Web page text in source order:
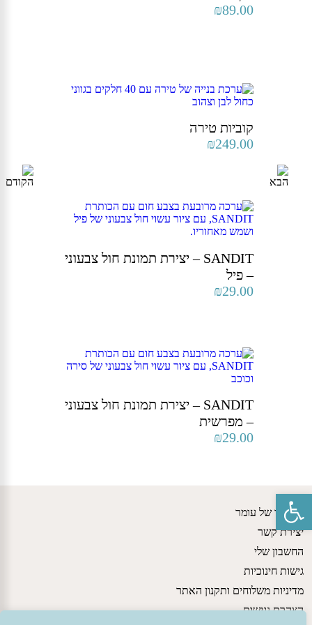
פתח סרגל נגישות
₪89.00
קוביות טירה
₪249.00
SANDIT – יצירת תמונת חול צבעוני
– פיל
₪29.00
SANDIT – יצירת תמונת חול צבעוני
– מפרשית
₪29.00
הסיפור של עומר
יצירת קשר
החשבון שלי
גישות חינוכיות
מדיניות משלוחים ותקנון האתר
הצהרת נגישות